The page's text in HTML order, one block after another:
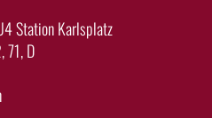
Station Karlsplatz
71, D